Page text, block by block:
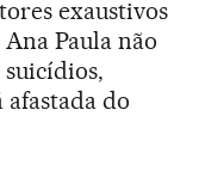
exaustivos
Paula não
do